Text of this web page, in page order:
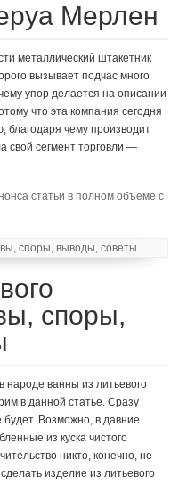
Мерлен
металлический штакетник
вызывает подчас много
упор делается на описании
что эта компания сегодня
благодаря чему производит
свой сегмент торговли —
статьи в полном объеме с
споры,
народе ванны из литьевого
в данной статье. Сразу
Возможно, в давние
из куска чистого
никто, конечно, не
изделие из литьевого